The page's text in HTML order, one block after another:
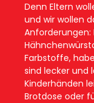
Denn Eltern
und wir wollen
Anforderungen:
Farbstoffe,
sind lecker und
Kinderhänden
Brotdose oder